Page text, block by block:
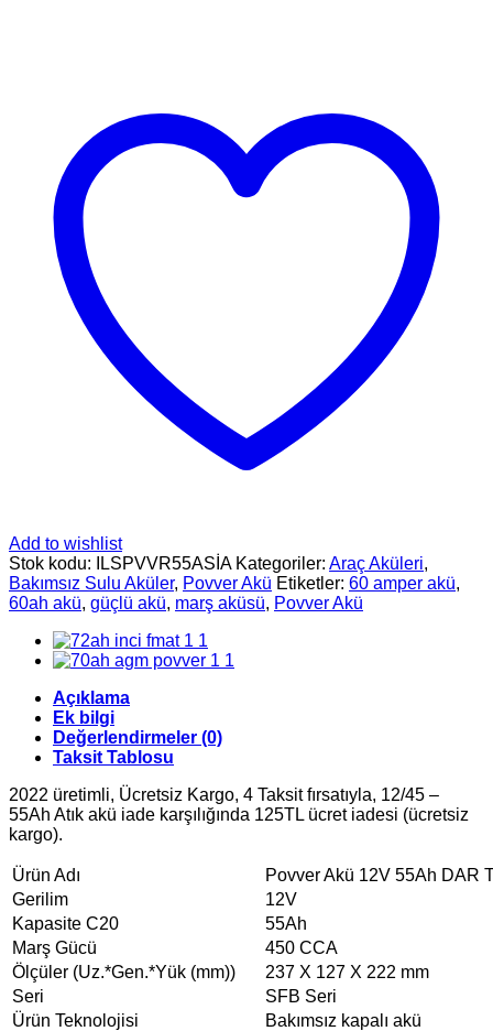
Add to wishlist
Stok kodu:
ILSPVVR55ASİA Kategoriler: Araç Aküleri,
Bakımsız Sulu Aküler, Povver Akü Etiketler: 60 amper akü,
60ah akü, güçlü akü, marş aküsü, Povver Akü
Açıklama
Ek bilgi
Değerlendirmeler (0)
Taksit Tablosu
2022 üretimli, Ücretsiz Kargo, 4 Taksit fırsatıyla, 12/45 –
55Ah Atık akü iade karşılığında 125TL ücret iadesi (ücretsiz
kargo).
Ürün Adı
Povver Akü 12V 55Ah DAR
Gerilim
12V
Kapasite C20
55Ah
Marş Gücü
450 CCA
Ölçüler (Uz.*Gen.*Yük (mm))
237 X 127 X 222 mm
Seri
SFB Seri
Ürün Teknolojisi
Bakımsız kapalı akü